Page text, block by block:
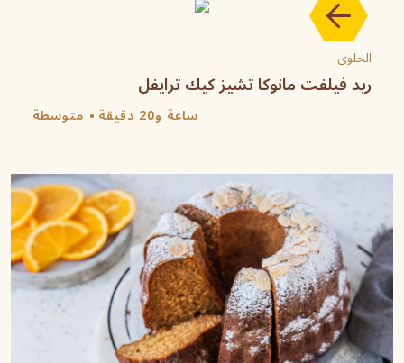
الحلوى
ريد فيلفت مانوكا تشيز كيك ترايفل
متوسطة ساعة و20 دقيقة